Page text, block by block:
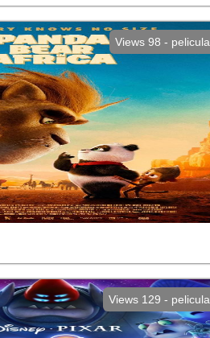
Views 98 - pelicula
Views 129 - pelicula